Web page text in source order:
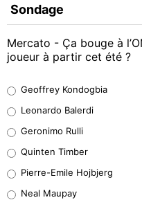
Sondage
Mercato - Ça bouge à
joueur à partir cet été ?
38%
32%
4%
Geoffrey Kondogbia
Leonardo Balerdi
Geronimo Rulli
Quinten Timber
Pierre-Emile Hojbjerg
Neal Maupay